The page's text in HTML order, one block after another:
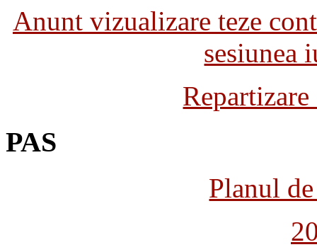
Anunt vizualizare teze
sesiunea
PAS
Planul